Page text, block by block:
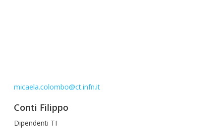
micaela.colombo@ct.infn.it
Conti Filippo
Dipendenti TI